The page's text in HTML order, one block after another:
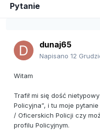
Pytanie
dunaj65
Napisano 12
Witam
Trafił mi się dość
Policyjna”, i tu moje
/ Oficerskich Policji czy
profilu Policyjnym.